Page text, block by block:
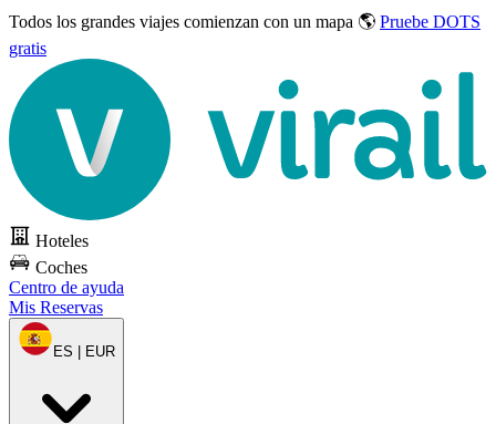
Todos los grandes viajes comienzan con un mapa 🌎 Pruebe DOTS
gratis
Hoteles
Coches
Centro de ayuda
Mis Reservas
ES | EUR